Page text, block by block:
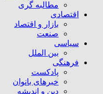
مطالبه گری
اقتصادی
بازار و اقتصاد
صنعت
سیاسی
بین الملل
فرهنگی
پادکست
خبرهای بانوان
دین و اندیشه